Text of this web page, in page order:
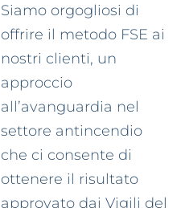
Siamo orgogliosi di
offrire il metodo FSE ai
nostri clienti, un
approccio
all’avanguardia nel
settore antincendio
che ci consente di
ottenere il risultato
approvato dai Vigili del